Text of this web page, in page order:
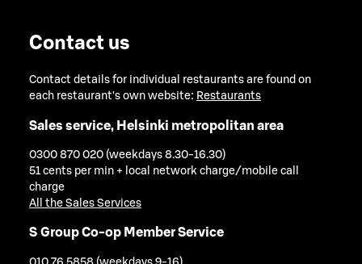
Contact us
Contact details for individual restaurants are found on
each restaurant's own website: Restaurants
Sales service, Helsinki metropolitan area
0300 870 020 (weekdays 8.30-16.30)
51 cents per min + local network charge/mobile call
charge
All the Sales Services
S Group Co-op Member Service